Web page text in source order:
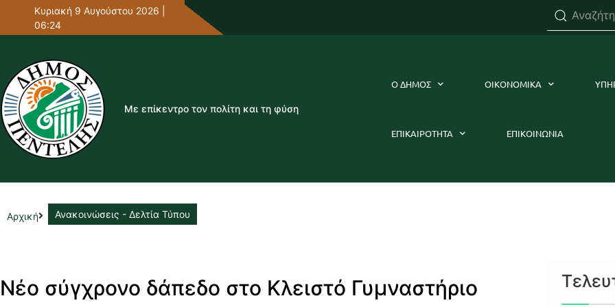
Κυριακή 9 Αυγούστου 2026 |
06:24
Με επίκεντρο τον πολίτη και τη φύση
Ο ΔΗΜΟΣ ΟΙΚΟΝΟΜΙΚΑ
ΕΠΙΚΑΙΡΟΤΗΤΑ ΕΠΙΚΟΙΝΩΝΙΑ
Αρχική Ανακοινώσεις - Δελτία Τύπου
Νέο σύγχρονο δάπεδο στο Κλειστό Γυμναστήριο